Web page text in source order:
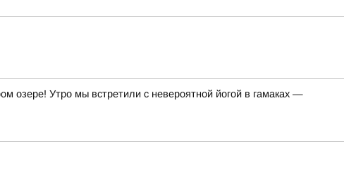
озере! Утро мы встретили с невероятной йогой в гамаках —